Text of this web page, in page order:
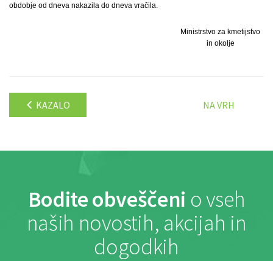
obdobje od dneva nakazila do dneva vračila.
Ministrstvo za kmetijstvo
in okolje
KAZALO NA VRH
Bodite obveščeni o vseh
naših novostih, akcijah in
dogodkih